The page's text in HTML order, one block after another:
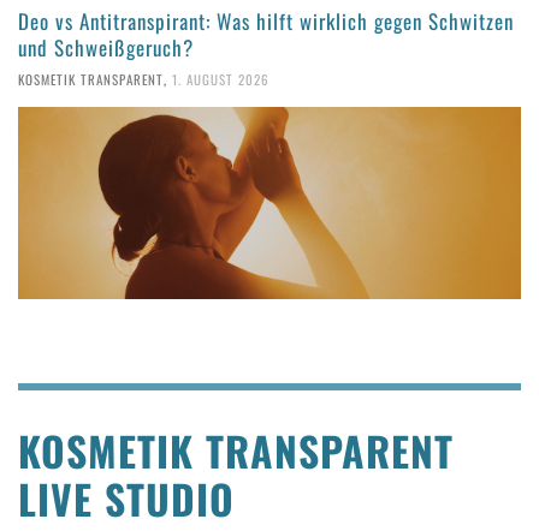
Deo vs Antitranspirant: Was hilft wirklich gegen Schwitzen
und Schweißgeruch?
KOSMETIK TRANSPARENT, 1. AUGUST 2026
KOSMETIK TRANSPARENT
LIVE STUDIO